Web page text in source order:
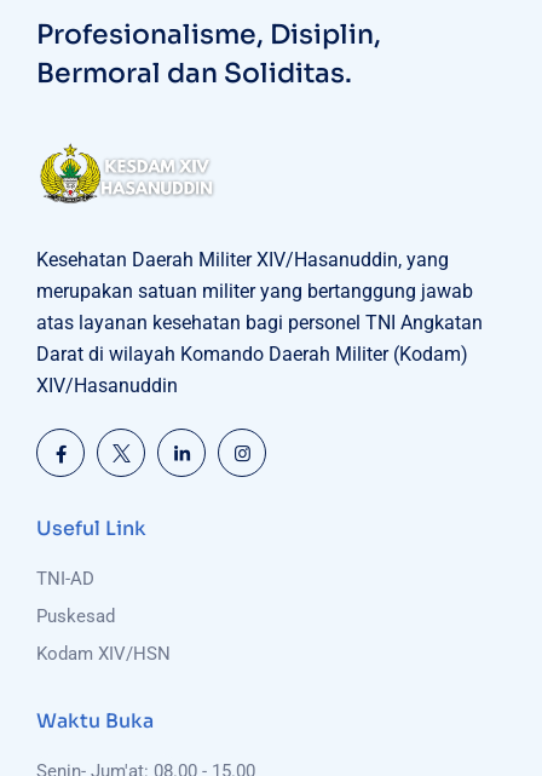
Profesionalisme, Disiplin,
Bermoral dan Soliditas.
Kesehatan Daerah Militer XIV/Hasanuddin, yang
merupakan satuan militer yang bertanggung jawab
atas layanan kesehatan bagi personel TNI Angkatan
Darat di wilayah Komando Daerah Militer (Kodam)
XIV/Hasanuddin
Useful Link
TNI-AD
Puskesad
Kodam XIV/HSN
Waktu Buka
Senin- Jum'at: 08.00 - 15.00